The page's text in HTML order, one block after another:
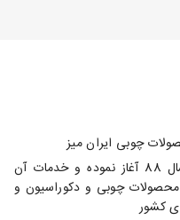
چوبی ایران میز
ایران میز فعالیت خود را از سال 88 آغاز نموده و خدمات آن
چوبی و دکوراسیون و
کشور